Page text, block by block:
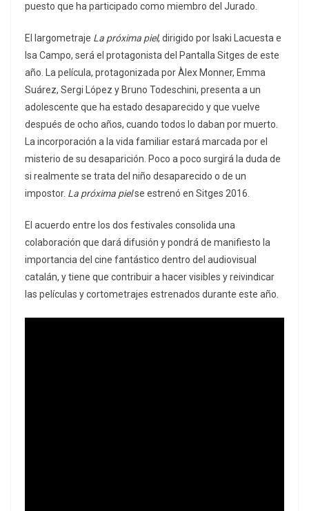
puesto que ha participado como miembro del Jurado.
El largometraje La próxima piel, dirigido por Isaki Lacuesta e
Isa Campo, será el protagonista del Pantalla Sitges de este
año. La película, protagonizada por Àlex Monner, Emma
Suárez, Sergi López y Bruno Todeschini, presenta a un
adolescente que ha estado desaparecido y que vuelve
después de ocho años, cuando todos lo daban por muerto.
La incorporación a la vida familiar estará marcada por el
misterio de su desaparición. Poco a poco surgirá la duda de
si realmente se trata del niño desaparecido o de un
impostor. La próxima pielse estrenó en Sitges 2016.
El acuerdo entre los dos festivales consolida una
colaboración que dará difusión y pondrá de manifiesto la
importancia del cine fantástico dentro del audiovisual
catalán, y tiene que contribuir a hacer visibles y reivindicar
las películas y cortometrajes estrenados durante este año.